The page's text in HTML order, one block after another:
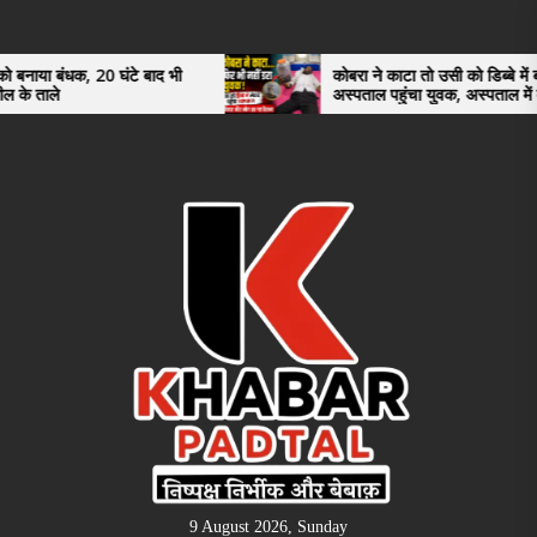
the
content
घंटे बाद भी
कोबरा ने काटा तो उसी को डिब्बे में बंद कर
अस्पताल पहुंचा युवक, अस्पताल में देखकर डॉक्टर
भी रह गए हैरान
9 August 2026, Sunday